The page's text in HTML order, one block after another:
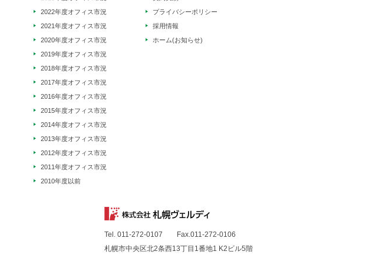
2022年度オフィス市況
2021年度オフィス市況
2020年度オフィス市況
2019年度オフィス市況
2018年度オフィス市況
2017年度オフィス市況
2016年度オフィス市況
2015年度オフィス市況
2014年度オフィス市況
2013年度オフィス市況
2012年度オフィス市況
2011年度オフィス市況
2010年度以前
プライバシーポリシー
採用情報
ホーム(お知らせ)
Tel. 011-272-0107 Fax.011-272-0106
札幌市中央区北2条西13丁目1番地1 K2ビル5階